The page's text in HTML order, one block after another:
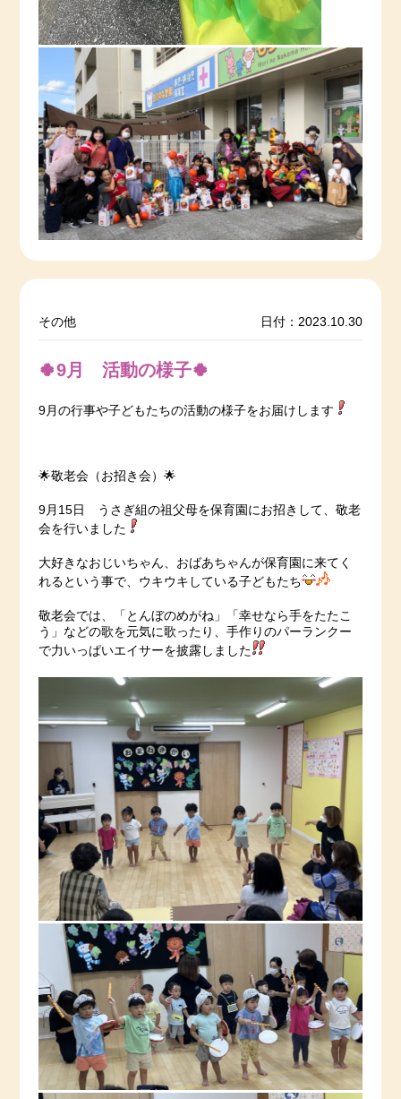
その他 日付：2023.10.30
🍀9月 活動の様子🍀
9月の行事や子どもたちの活動の様子をお届けします
🌟敬老会（お招き会）🌟
9月15日 うさぎ組の祖父母を保育園にお招きして、敬老
会を行いました
大好きなおじいちゃん、おばあちゃんが保育園に来てく
れるという事で、ウキウキしている子どもたち
敬老会では、「とんぼのめがね」「幸せなら手をたたこ
う」などの歌を元気に歌ったり、手作りのパーランクー
で力いっぱいエイサーを披露しました